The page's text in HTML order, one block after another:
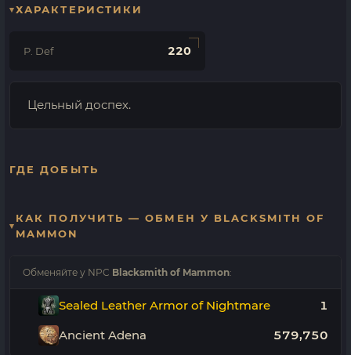
ХАРАКТЕРИСТИКИ
P. Def 220
Цельный доспех.
ГДЕ ДОБЫТЬ
КАК ПОЛУЧИТЬ — ОБМЕН У BLACKSMITH OF
MAMMON
Обменяйте у NPC Blacksmith of Mammon:
Sealed Leather Armor of Nightmare 1
Ancient Adena 579,750